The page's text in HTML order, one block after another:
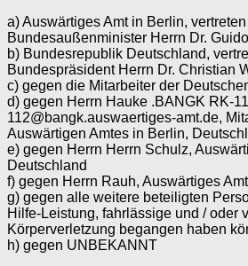
a) Auswärtiges Amt in Berlin,
Bundesaußenminister Herrn Dr.
b) Bundesrepublik Deutschland,
Bundespräsident Herrn Dr. Christian
c) gegen die Mitarbeiter der
d) gegen Herrn Hauke .BANGK RK-
112@bangk.auswaertiges-amt.de,
Auswärtigen Amtes in Berlin,
e) gegen Herrn Herrn Schulz,
Deutschland
f) gegen Herrn Rauh, Auswärtiges
g) gegen alle weitere beteiligten
Hilfe-Leistung, fahrlässige und / oder
Körperverletzung begangen haben
h) gegen UNBEKANNT